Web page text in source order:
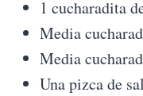
1 cucharadita
Media
Media
Una pizca de sal